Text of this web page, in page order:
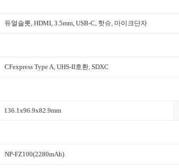
듀얼슬롯, HDMI, 3.5mm, USB-C, 핫슈, 마이크단자
CFexpress Type A, UHS-II호환, SDXC
136.1x96.9x82.9mm
NP-FZ100(2280mAh)